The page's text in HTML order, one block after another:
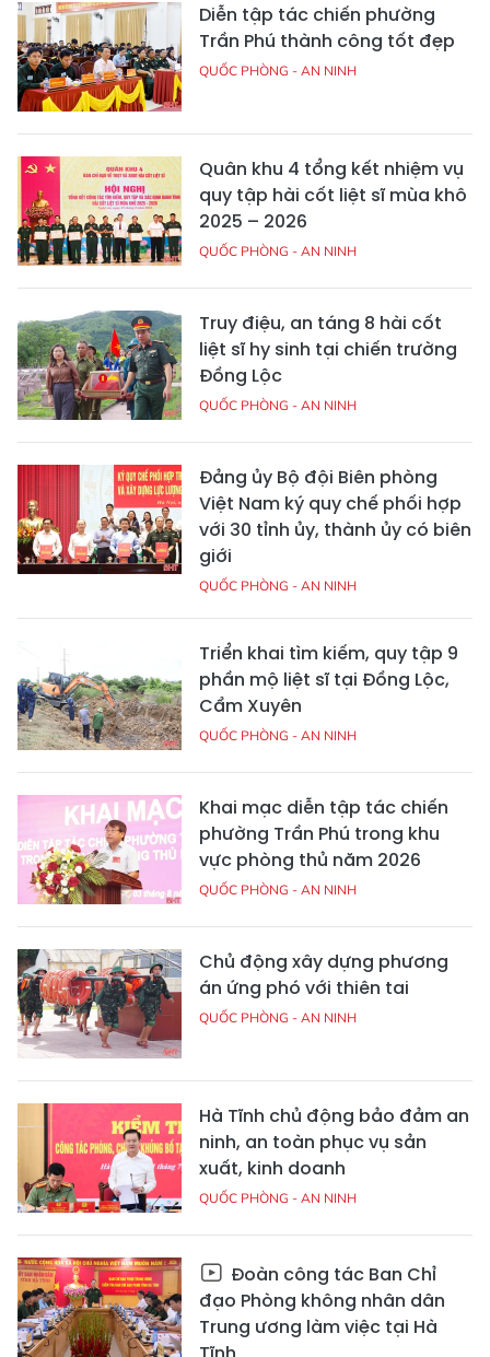
Diễn tập tác chiến phường
Trần Phú thành công tốt đẹp
QUỐC PHÒNG - AN NINH
Quân khu 4 tổng kết nhiệm vụ
quy tập hài cốt liệt sĩ mùa khô
2025 – 2026
QUỐC PHÒNG - AN NINH
Truy điệu, an táng 8 hài cốt
liệt sĩ hy sinh tại chiến trường
Đồng Lộc
QUỐC PHÒNG - AN NINH
Đảng ủy Bộ đội Biên phòng
Việt Nam ký quy chế phối hợp
với 30 tỉnh ủy, thành ủy có biên
giới
QUỐC PHÒNG - AN NINH
Triển khai tìm kiếm, quy tập 9
phần mộ liệt sĩ tại Đồng Lộc,
Cẩm Xuyên
QUỐC PHÒNG - AN NINH
Khai mạc diễn tập tác chiến
phường Trần Phú trong khu
vực phòng thủ năm 2026
QUỐC PHÒNG - AN NINH
Chủ động xây dựng phương
án ứng phó với thiên tai
QUỐC PHÒNG - AN NINH
Hà Tĩnh chủ động bảo đảm an
ninh, an toàn phục vụ sản
xuất, kinh doanh
QUỐC PHÒNG - AN NINH
Đoàn công tác Ban Chỉ
đạo Phòng không nhân dân
Trung ương làm việc tại Hà